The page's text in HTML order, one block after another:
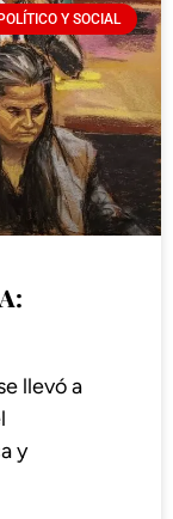
Y SOCIAL
llevó a
y